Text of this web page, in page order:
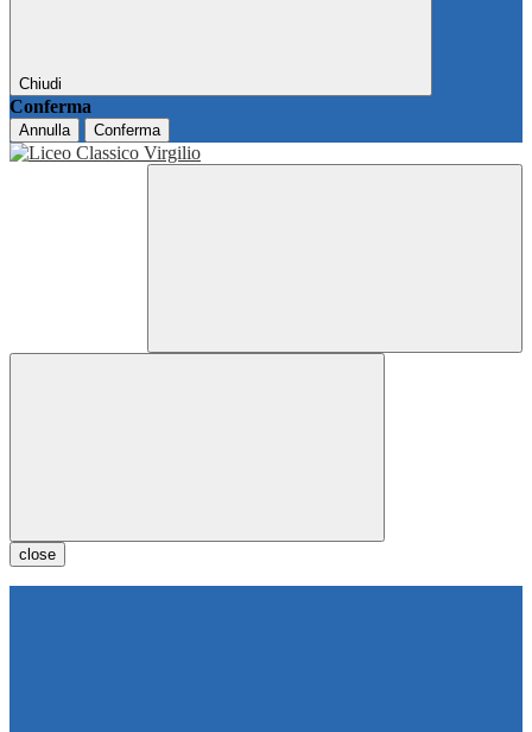
Chiudi
Conferma
Annulla Conferma
close